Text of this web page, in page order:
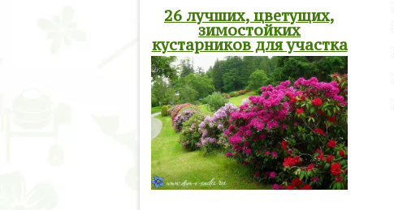
26 лучших, цветущих,
зимостойких
кустарников для участка